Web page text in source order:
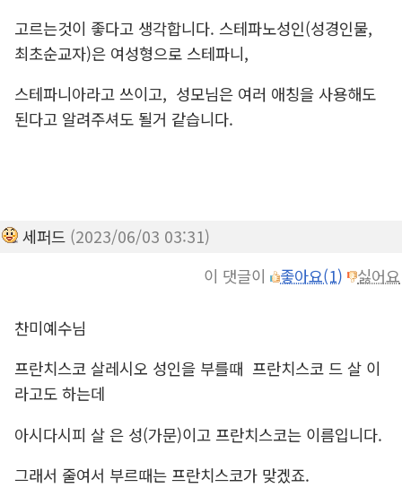
고르는것이 좋다고 생각합니다. 스테파노성인(성경인물,
최초순교자)은 여성형으로 스테파니,
스테파니아라고 쓰이고, 성모님은 여러 애칭을 사용해도
된다고 알려주셔도 될거 같습니다.
세퍼드 (2023/06/03 03:31)
이 댓글이
좋아요(1) 싫어요
찬미예수님
프란치스코 살레시오 성인을 부를때 프란치스코 드 살 이
라고도 하는데
아시다시피 살 은 성(가문)이고 프란치스코는 이름입니다.
그래서 줄여서 부르때는 프란치스코가 맞겠죠.